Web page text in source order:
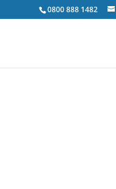
0800 888 1482